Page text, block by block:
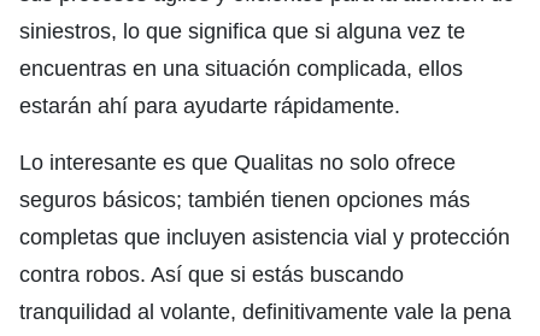
siniestros, lo que significa que si alguna vez te
encuentras en una situación complicada, ellos
estarán ahí para ayudarte rápidamente.
Lo interesante es que Qualitas no solo ofrece
seguros básicos; también tienen opciones más
completas que incluyen asistencia vial y protección
contra robos. Así que si estás buscando
tranquilidad al volante, definitivamente vale la pena